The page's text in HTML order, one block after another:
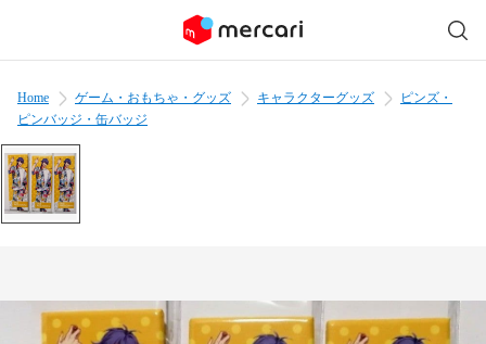
Home ゲーム・おもちゃ・グッズ キャラクターグッズ
ピンズ・
ピンバッジ・缶バッジ